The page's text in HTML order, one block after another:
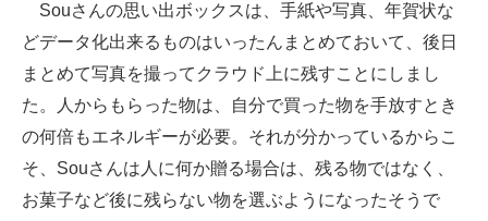
Souさんの思い出ボックスは、手紙や写真、年賀状な
どデータ化出来るものはいったんまとめておいて、後日
まとめて写真を撮ってクラウド上に残すことにしまし
た。人からもらった物は、自分で買った物を手放すとき
の何倍もエネルギーが必要。それが分かっているからこ
そ、Souさんは人に何か贈る場合は、残る物ではなく、
お菓子など後に残らない物を選ぶようになったそうで